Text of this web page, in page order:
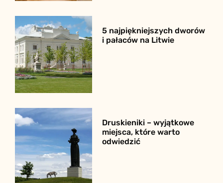
5 najpiękniejszych dworów
i pałaców na Litwie
Druskieniki – wyjątkowe
miejsca, które warto
odwiedzić